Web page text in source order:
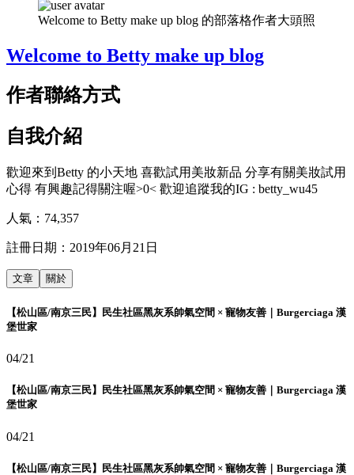
Welcome to Betty make up blog 的部落格作者大頭照
Welcome to Betty make up blog
作者聯絡方式
自我介紹
歡迎來到Betty 的小天地 喜歡試用美妝新品 分享有關美妝試用
心得 有興趣記得關注喔>0< 歡迎追蹤我的IG : betty_wu45
人氣： 74,357
註冊日期： 2019年06月21日
文章 關於
【松山區/南京三民】民生社區黑灰系帥氣空間 × 寵物友善｜Burgerciaga 漢
堡世家
04/21
【松山區/南京三民】民生社區黑灰系帥氣空間 × 寵物友善｜Burgerciaga 漢
堡世家
04/21
【松山區/南京三民】民生社區黑灰系帥氣空間 × 寵物友善｜Burgerciaga 漢